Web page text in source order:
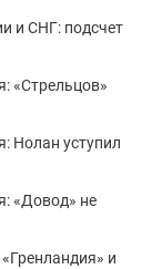
и СНГ: подсчет
«Стрельцов»
Нолан уступил
«Довод» не
и